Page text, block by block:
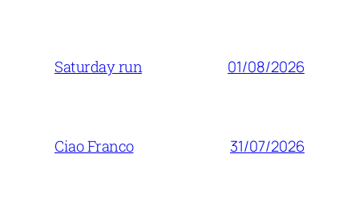
Saturday run 01/08/2026
Ciao Franco 31/07/2026